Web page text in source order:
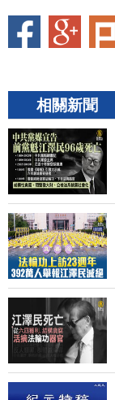
相關新聞